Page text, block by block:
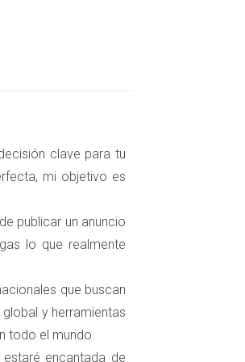
domicilios.
objeto de la
así como la forma de
definitivo.
con los términos
de la propiedad o
clave para tu
mi objetivo es
publicar un anuncio
lo que realmente
que buscan
y herramientas
todo el mundo.
encantada de